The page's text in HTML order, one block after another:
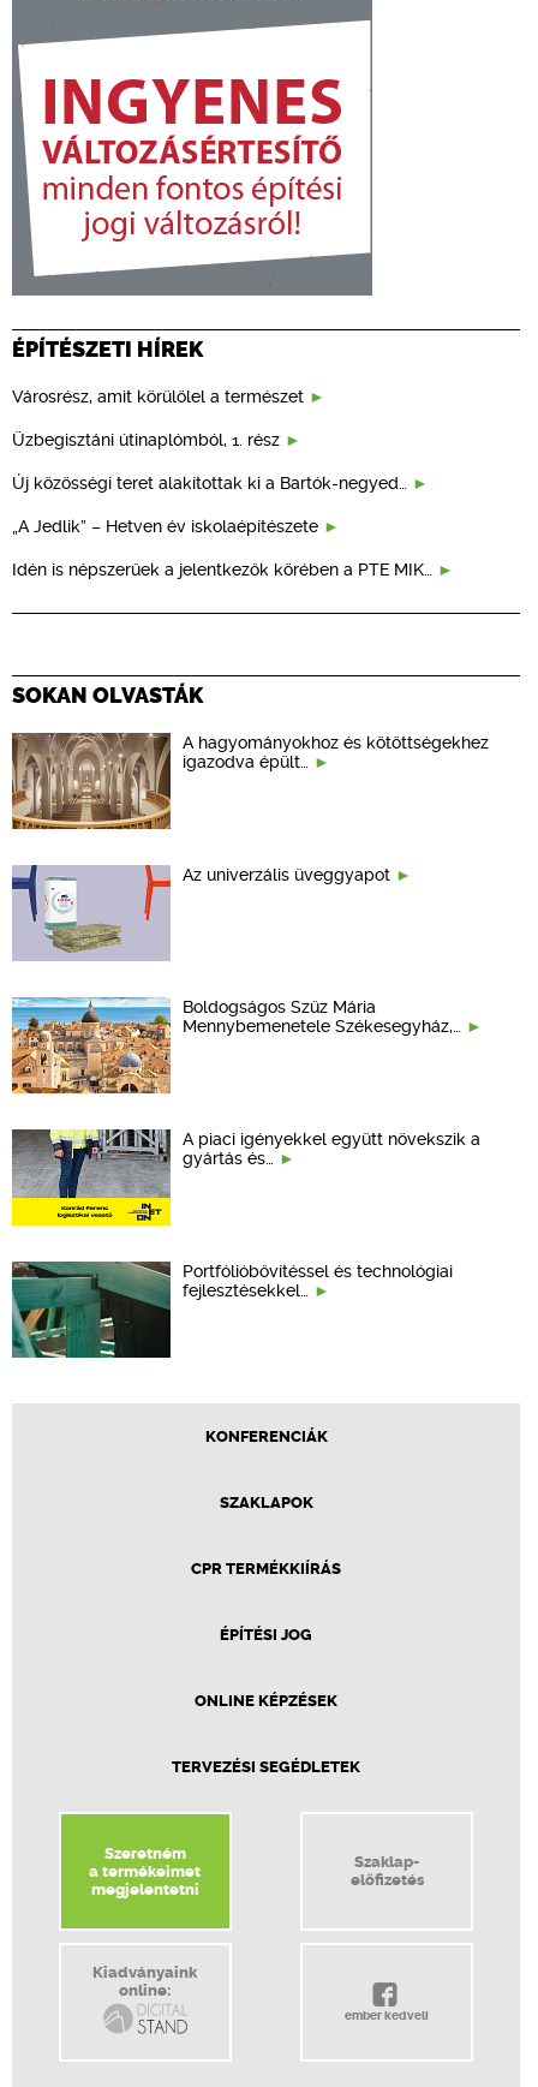
ÉPÍTÉSZETI HÍREK
Városrész, amit körülölel a természet
Üzbegisztáni útinaplómból, 1. rész
Új közösségi teret alakítottak ki a Bartók-negyed…
„A Jedlik” – Hetven év iskolaépítészete
Idén is népszerűek a jelentkezők körében a PTE MIK…
SOKAN OLVASTÁK
A hagyományokhoz és kötöttségekhez
igazodva épült…
Az univerzális üveggyapot
Boldogságos Szűz Mária
Mennybemenetele Székesegyház,…
A piaci igényekkel együtt növekszik a
gyártás és…
Portfólióbővítéssel és technológiai
fejlesztésekkel…
KONFERENCIÁK
SZAKLAPOK
CPR TERMÉKKIÍRÁS
ÉPÍTÉSI JOG
ONLINE KÉPZÉSEK
TERVEZÉSI SEGÉDLETEK
Szeretném
a termékeimet
megjelentetni
Szaklap-
előfizetés
Kiadványaink
online:
ember kedveli